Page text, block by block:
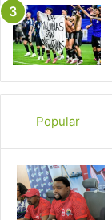
Popular